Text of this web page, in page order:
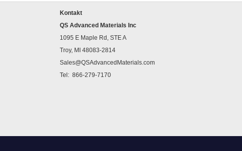
Kontakt
QS Advanced Materials Inc
1095 E Maple Rd, STE A
Troy, MI 48083-2814
Sales@QSAdvancedMaterials.com
Tel: 866-279-7170